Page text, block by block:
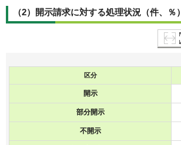
（2）開示請求に対する処理状況（件、％）
区分
開示
部分開示
不開示